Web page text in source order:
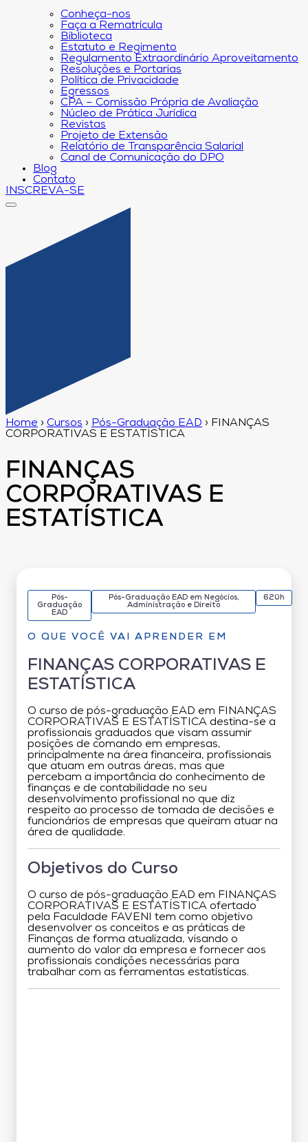
Conheça-nos
Faça a Rematrícula
Biblioteca
Estatuto e Regimento
Regulamento Extraordinário Aproveitamento
Resoluções e Portarias
Política de Privacidade
Egressos
CPA – Comissão Própria de Avaliação
Núcleo de Prática Jurídica
Revistas
Projeto de Extensão
Relatório de Transparência Salarial
Canal de Comunicação do DPO
Blog
Contato
INSCREVA-SE
Home › Cursos › Pós-Graduação EAD › FINANÇAS
CORPORATIVAS E ESTATÍSTICA
FINANÇAS
CORPORATIVAS E
ESTATÍSTICA
Pós-
Graduação
EAD
Pós-Graduação EAD em Negócios,
Administração e Direito
620h
O QUE VOCÊ VAI APRENDER EM
FINANÇAS CORPORATIVAS E
ESTATÍSTICA
O curso de pós-graduação EAD em FINANÇAS
CORPORATIVAS E ESTATÍSTICA destina-se a
profissionais graduados que visam assumir
posições de comando em empresas,
principalmente na área financeira, profissionais
que atuam em outras áreas, mas que
percebam a importância do conhecimento de
finanças e de contabilidade no seu
desenvolvimento profissional no que diz
respeito ao processo de tomada de decisões e
funcionários de empresas que queiram atuar na
área de qualidade.
Objetivos do Curso
O curso de pós-graduação EAD em FINANÇAS
CORPORATIVAS E ESTATÍSTICA ofertado
pela Faculdade FAVENI tem como objetivo
desenvolver os conceitos e as práticas de
Finanças de forma atualizada, visando o
aumento do valor da empresa e fornecer aos
profissionais condições necessárias para
trabalhar com as ferramentas estatísticas.